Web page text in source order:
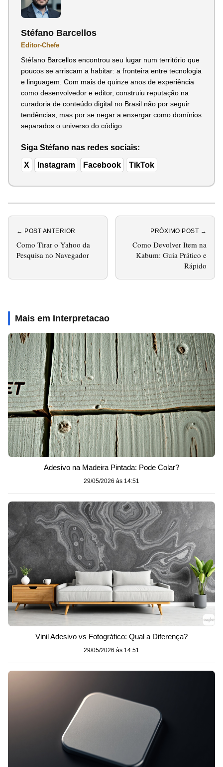
Stéfano Barcellos
Editor-Chefe
Stéfano Barcellos encontrou seu lugar num território que
poucos se arriscam a habitar: a fronteira entre tecnologia
e linguagem. Com mais de quinze anos de experiência
como desenvolvedor e editor, construiu reputação na
curadoria de conteúdo digital no Brasil não por seguir
tendências, mas por se negar a enxergar como domínios
separados o universo do código ...
Siga Stéfano nas redes sociais:
X Instagram Facebook TikTok
← POST ANTERIOR
Como Tirar o Yahoo da
Pesquisa no Navegador
PRÓXIMO POST →
Como Devolver Item na
Kabum: Guia Prático e
Rápido
Mais em Interpretacao
Adesivo na Madeira Pintada: Pode Colar?
29/05/2026 às 14:51
Vinil Adesivo vs Fotográfico: Qual a Diferença?
29/05/2026 às 14:51